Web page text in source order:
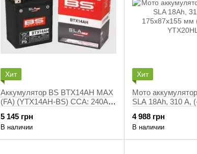
Хит
Аккумулятор BS BTX14AH MAX
(FA) (YTX14AH-BS) ССA: 240A,
INDIAN, POLARIS
5 145 грн
В наличии
Хит
Мото
SLA 18Аh, 310 А,
YTX20HL-BS)
4 988 грн
В наличии